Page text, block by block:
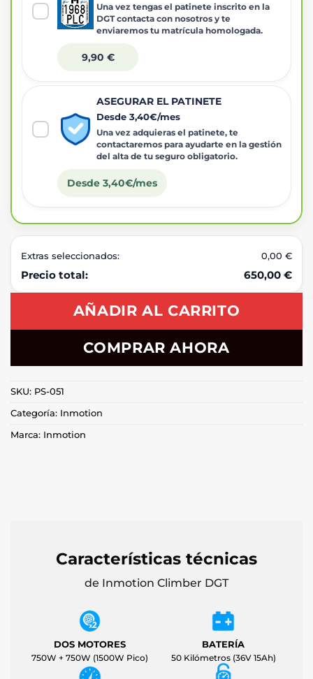
Una vez tengas el patinete inscrito en la
DGT contacta con nosotros y te
enviaremos tu matrícula homologada.
9,90 €
ASEGURAR EL PATINETE
Desde 3,40€/mes
Una vez adquieras el patinete, te
contactaremos para ayudarte en la gestión
del alta de tu seguro obligatorio.
Desde 3,40€/mes
Extras seleccionados: 0,00 €
Precio total: 650,00 €
AÑADIR AL CARRITO
COMPRAR AHORA
SKU: PS-051
Categoría: Inmotion
Marca: Inmotion
Características técnicas
de Inmotion Climber DGT
DOS MOTORES
750W + 750W (1500W Pico)
BATERÍA
50 Kilómetros (36V 15Ah)